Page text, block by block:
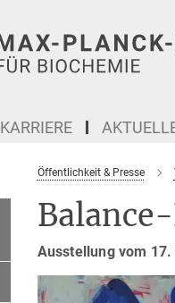
KARRIERE
Öffentlichkeit & Presse
Ausstellung vom